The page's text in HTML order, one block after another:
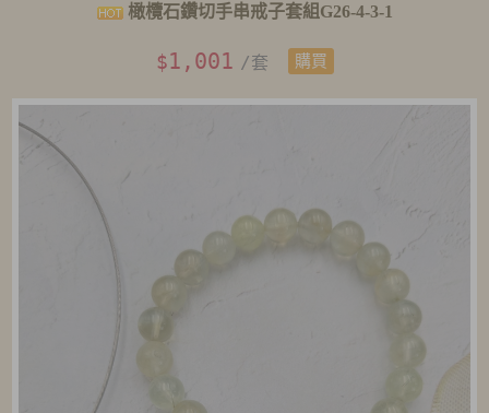
橄欖石鑽切手串戒子套組G26-4-3-1
$1,001 /套 購買